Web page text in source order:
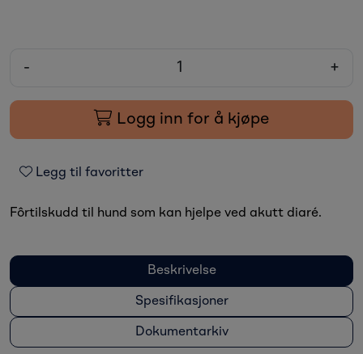
- +
Logg inn for å kjøpe
Legg til favoritter
Fôrtilskudd til hund som kan hjelpe ved akutt diaré.
Beskrivelse
Spesifikasjoner
Dokumentarkiv